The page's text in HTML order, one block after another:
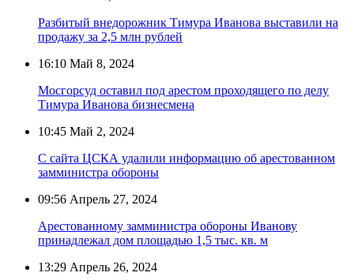
Разбитый внедорожник Тимура Иванова выставили на
продажу за 2,5 млн рублей
16:10 Май 8, 2024
Мосгорсуд оставил под арестом проходящего по делу
Тимура Иванова бизнесмена
10:45 Май 2, 2024
С сайта ЦСКА удалили информацию об арестованном
замминистра обороны
09:56 Апрель 27, 2024
Арестованному замминистра обороны Иванову
принадлежал дом площадью 1,5 тыс. кв. м
13:29 Апрель 26, 2024